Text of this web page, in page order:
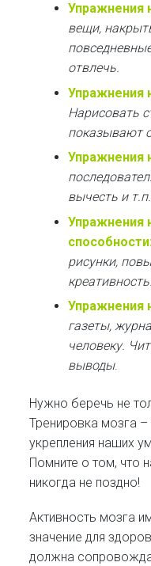
Упражнения
вещи,
отвлечь.
Упражнения
Нарисовать
показывают
Упражнения
вычесть и т.п.
Упражнения
рисунки,
креативность
Упражнения
газеты,
человеку.
выводы.
Нужно беречь не
Тренировка мозга
укрепления наших
Помните о том, что
никогда не поздно!
Активность мозга
значение для
должна